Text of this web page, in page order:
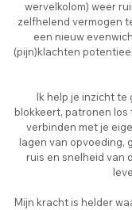
wervelkolom) weer
zelfhelend vermogen
een nieuw
(pijn)klachten
Ik help je inzicht te
blokkeert, patronen los
verbinden met je
lagen van opvoeding,
ruis en snelheid van
Mijn kracht is helder